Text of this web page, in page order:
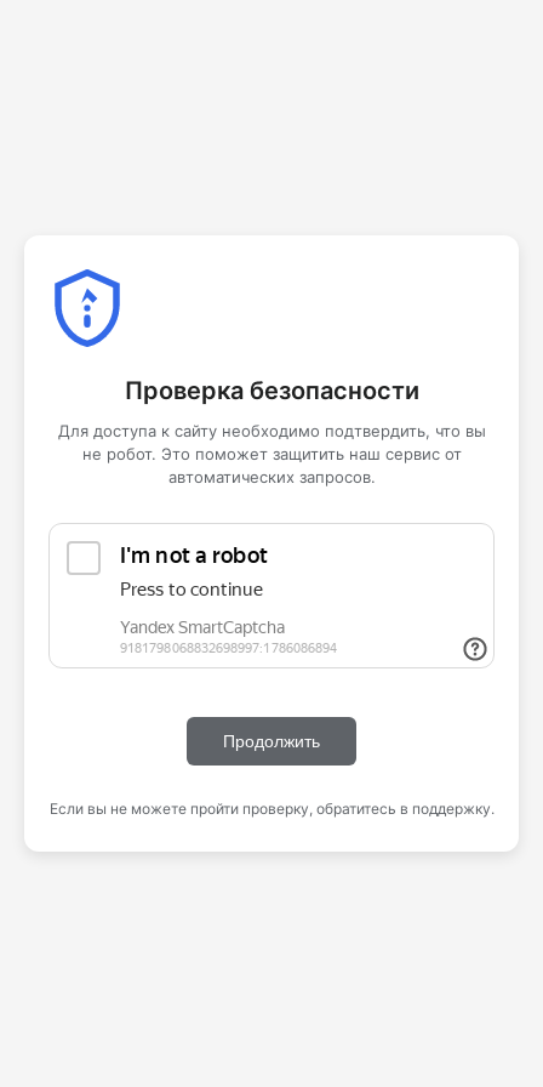
Проверка безопасности
Для доступа к сайту необходимо подтвердить, что вы
не робот. Это поможет защитить наш сервис от
автоматических запросов.
Продолжить
Если вы не можете пройти проверку, обратитесь в поддержку.